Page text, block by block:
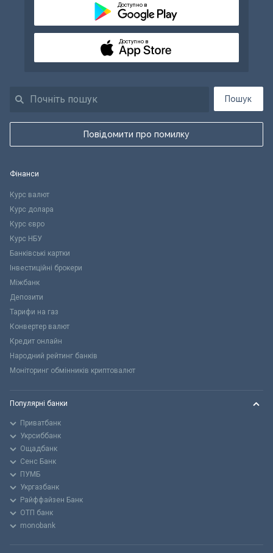
Пошук
Повідомити про помилку
Доступно в
Доступно в
Фінанси
Курс валют
Курс долара
Курс євро
Курс НБУ
Банківські картки
Інвестиційні брокери
Міжбанк
Депозити
Тарифи на газ
Конвертер валют
Кредит онлайн
Народний рейтинг банків
Моніторинг обмінників криптовалют
Популярні банки
Приватбанк
Укрсиббанк
Ощадбанк
Сенс Банк
ПУМБ
Укргазбанк
Райффайзен Банк
ОТП банк
monobank